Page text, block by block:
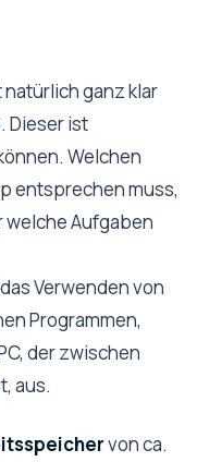
natürlich ganz klar
. Dieser ist
Welchen
entsprechen muss,
welche Aufgaben
Verwenden von
Programmen,
der zwischen
aus.
von ca.